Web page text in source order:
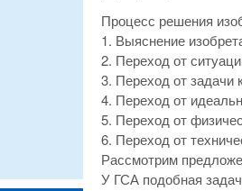
Процесс решения
1. Выяснение
2. Переход от
3. Переход от
4. Переход от
5. Переход от
6. Переход от
Рассмотрим
У ГСА подобная